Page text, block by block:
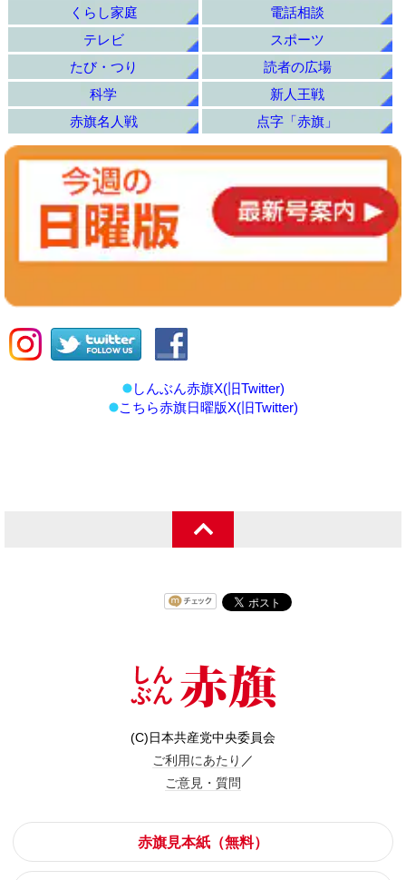
くらし家庭
電話相談
テレビ
スポーツ
たび・つり
読者の広場
科学
新人王戦
赤旗名人戦
点字「赤旗」
しんぶん赤旗X(旧Twitter)
こちら赤旗日曜版X(旧Twitter)
(C)日本共産党中央委員会
ご利用にあたり ／
ご意見・質問
赤旗見本紙（無料）